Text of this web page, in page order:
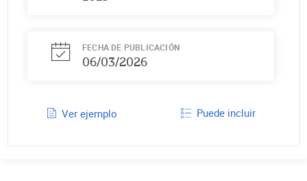
FECHA DE PUBLICACIÓN
06/03/2026
Ver ejemplo Puede incluir